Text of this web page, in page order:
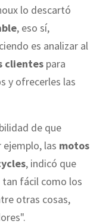
lo descartó
, eso sí,
es analizar al
clientes para
y ofrecerles las
de que
ejemplo, las motos
, indicó que
tan fácil como los
otras cosas,